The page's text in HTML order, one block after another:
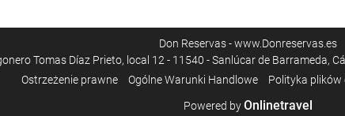
całodobowa recepcja
przechowalnia bagażu
Don Reservas - www.Donreservas.es
Tomas Díaz Prieto, local 12 - 11540 - Sanlúcar de Barrameda,
Ostrzeżenie prawne Ogólne Warunki Handlowe Polityka plików
Powered byOnlinetravel